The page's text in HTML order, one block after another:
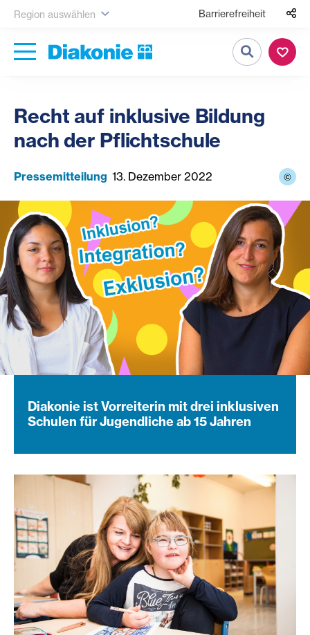
Region auswählen Barrierefreiheit
Suche
Recht auf inklusive Bildung
nach der Pflichtschule
Pressemitteilung 13. Dezember 2022 ©
Diakonie ist Vorreiterin mit drei inklusiven
Schulen für Jugendliche ab 15 Jahren